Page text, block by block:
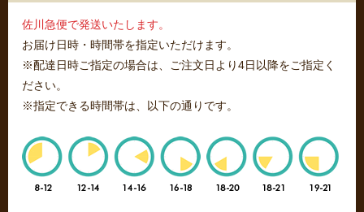
佐川急便で発送いたします。
お届け日時・時間帯を指定いただけます。
※配達日時ご指定の場合は、ご注文日より4日以降をご指定く
ださい。
※指定できる時間帯は、以下の通りです。